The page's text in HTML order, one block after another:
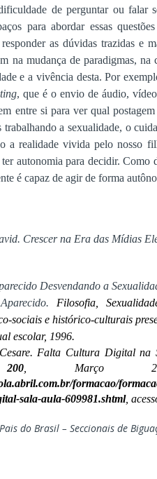
de perguntar ou falar
para abordar essas
as dúvidas trazidas e
na mudança de paradigmas,
e a vivência desta. Por
, que é o envio de áudio,
entre si para ver qual
trabalhando a sexualidade, o
a realidade vivida pelo nosso
autonomia para decidir.
é capaz de agir de forma
Crescer na Era das Mídias
Desvendando a
Filosofia,
sociais e histórico-culturais
escolar, 1996.
Falta Cultura Digital na
200 , Março
formacao/
sala-aula-609981.shtml,
do Brasil – Seccionais de